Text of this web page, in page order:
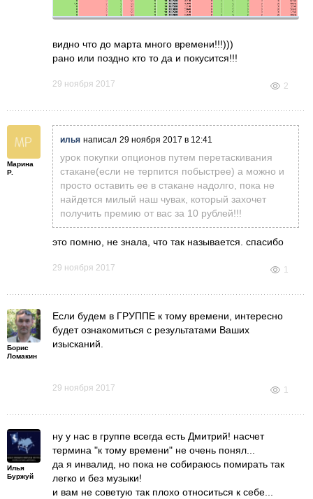
видно что до марта много времени!!!)))
рано или поздно кто то да и покусится!!!
29 ноября 2017 2
Марина
Р.
илья написал 29 ноября 2017 в 12:41
урок покупки опционов путем перетаскивания
стакане(если не терпится побыстрее) а можно и
просто оставить ее в стакане надолго, пока не
найдется милый наш чувак, который захочет
получить премию от вас за 10 рублей!!!
это помню, не знала, что так называется. спасибо
29 ноября 2017 1
Борис
Ломакин
Если будем в ГРУППЕ к тому времени, интересно
будет ознакомиться с результатами Ваших
изысканий.
29 ноября 2017 1
Илья
Буржуй
ну у нас в группе всегда есть Дмитрий! насчет
термина "к тому времени" не очень понял...
да я инвалид, но пока не собираюсь помирать так
легко и без музыки!
и вам не советую так плохо относиться к себе...